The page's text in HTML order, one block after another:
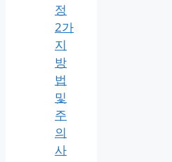
정
2가
지
방
법
및
주
의
사